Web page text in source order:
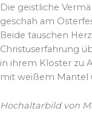
Die geistliche
geschah am
Beide tauschen
Christuserfahrung
in ihrem Kloster zu
mit weißem Mantel
Hochaltarbild von